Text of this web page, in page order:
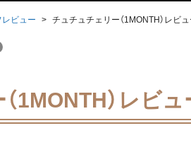
ビュー チュチュチェリー（1MONTH）レビュ
1MONTH）レビュ